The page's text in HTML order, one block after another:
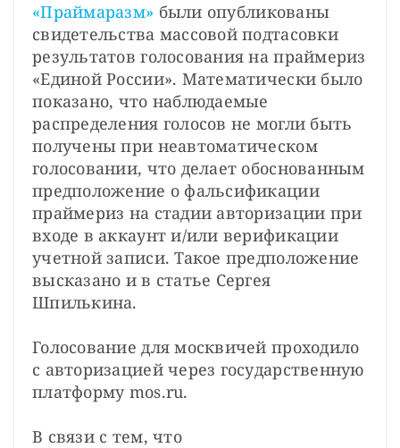
«Праймаразм» были опубликованы
свидетельства массовой подтасовки
результатов голосования на праймериз
«Единой России». Математически было
показано, что наблюдаемые
распределения голосов не могли быть
получены при неавтоматическом
голосовании, что делает обоснованным
предположение о фальсификации
праймериз на стадии авторизации при
входе в аккаунт и/или верификации
учетной записи. Такое предположение
высказано и в статье Сергея
Шпилькина.
Голосование для москвичей проходило
с авторизацией через государственную
платформу mos.ru.
В связи с тем, что